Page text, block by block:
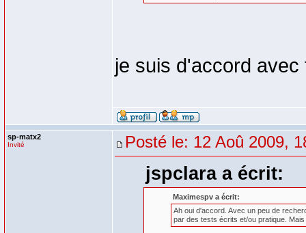
je suis d'accord
sp-matx2
Invité Posté le: 12 Aoû 2009,
jspclara a écrit:
Maximespv a écrit:
Ah oui d'accord. Avec un peu de
par des tests écrits et/ou pratique.